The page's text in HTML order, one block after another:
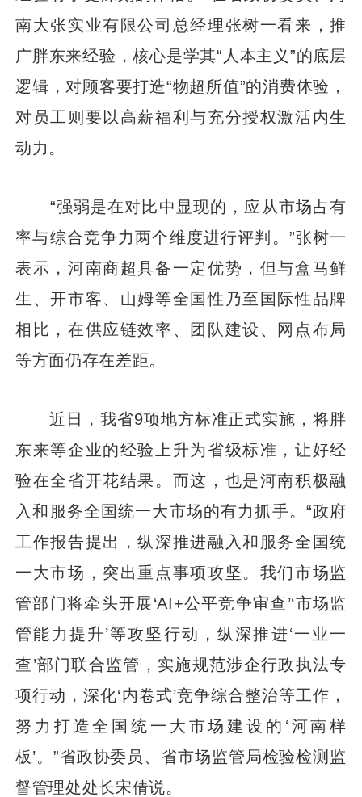
南大张实业有限公司总经理张树一看来，推
广胖东来经验，核心是学其“人本主义”的底层
逻辑，对顾客要打造“物超所值”的消费体验，
对员工则要以高薪福利与充分授权激活内生
动力。
“强弱是在对比中显现的，应从市场占有
率与综合竞争力两个维度进行评判。”张树一
表示，河南商超具备一定优势，但与盒马鲜
生、开市客、山姆等全国性乃至国际性品牌
相比，在供应链效率、团队建设、网点布局
等方面仍存在差距。
近日，我省9项地方标准正式实施，将胖
东来等企业的经验上升为省级标准，让好经
验在全省开花结果。而这，也是河南积极融
入和服务全国统一大市场的有力抓手。“政府
工作报告提出，纵深推进融入和服务全国统
一大市场，突出重点事项攻坚。我们市场监
管部门将牵头开展‘AI+公平竞争审查’‘市场监
管能力提升’等攻坚行动，纵深推进‘一业一
查’部门联合监管，实施规范涉企行政执法专
项行动，深化‘内卷式’竞争综合整治等工作，
努力打造全国统一大市场建设的‘河南样
板’。”省政协委员、省市场监管局检验检测监
督管理处处长宋倩说。